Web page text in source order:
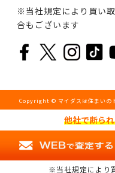
他社で断ら
※当社規定により
※当社規定により買い
合もございます
Copyright © マイダスは住まいの